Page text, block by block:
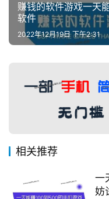
赚钱的软件游戏一天
软件
2022年12月19日 下午2:31
相关推荐
一
妨